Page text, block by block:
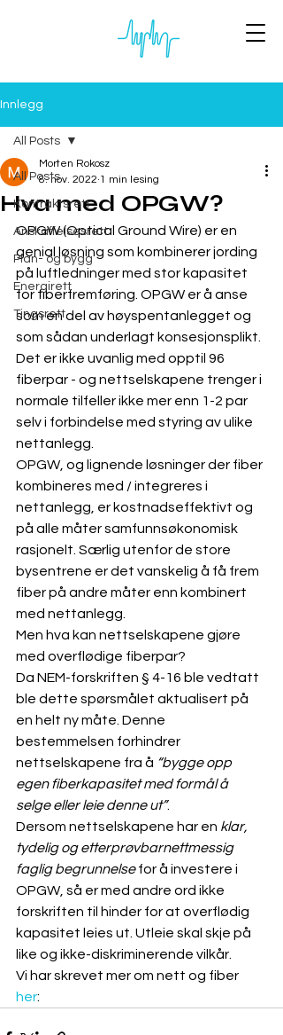
Innlegg
All Posts
Kontraktsrett
Anskaffelsesrett
Plan- og bygg
Energirett
Tingsrett
All Posts
Hva med OPGW?
Morten Rokosz
8. nov. 2022 1 min lesing
OPGW (Optical Ground Wire) er en
genial løsning som kombinerer jording
på luftledninger med stor kapasitet
for fiberfremføring. OPGW er å anse
som en del av høyspentanlegget og
som sådan underlagt konsesjonsplikt.
Det er ikke uvanlig med opptil 96
fiberpar - og nettselskapene trenger i
normale tilfeller ikke mer enn 1-2 par
selv i forbindelse med styring av ulike
nettanlegg.
OPGW, og lignende løsninger der fiber
kombineres med / integreres i
nettanlegg, er kostnadseffektivt og
på alle måter samfunnsøkonomisk
rasjonelt. Særlig utenfor de store
bysentrene er det vanskelig å få frem
fiber på andre måter enn kombinert
med nettanlegg.
Men hva kan nettselskapene gjøre
med overflødige fiberpar?
Da NEM-forskriften § 4-16 ble vedtatt
ble dette spørsmålet aktualisert på
en helt ny måte. Denne
bestemmelsen forhindrer
nettselskapene fra å “bygge opp
egen fiberkapasitet med formål å
selge eller leie denne ut”.
Dersom nettselskapene har en klar,
tydelig og etterprøvbarnettmessig
faglig begrunnelse for å investere i
OPGW, så er med andre ord ikke
forskriften til hinder for at overflødig
kapasitet leies ut. Utleie skal skje på
like og ikke-diskriminerende vilkår.
Vi har skrevet mer om nett og fiber
her: